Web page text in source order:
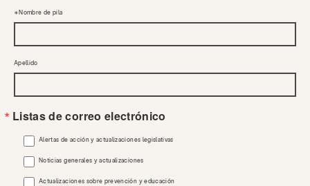
Nombre de pila
Apellido
Listas de correo electrónico
Alertas de acción y actualizaciones legislativas
Noticias generales y actualizaciones
Actualizaciones sobre prevención y educación